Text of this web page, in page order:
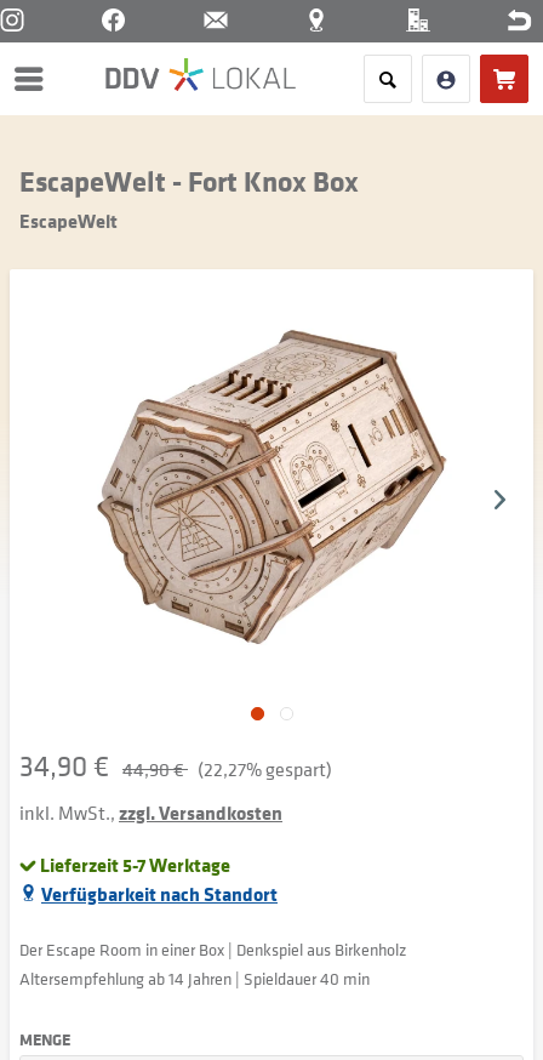
Menü
EscapeWelt - Fort Knox Box
EscapeWelt
34,90 € 44,90 € (22,27% gespart)
inkl. MwSt.,zzgl. Versandkosten
Lieferzeit 5-7 Werktage
Verfügbarkeit nach Standort
Der Escape Room in einer Box | Denkspiel aus Birkenholz
Altersempfehlung ab 14 Jahren | Spieldauer 40 min
MENGE